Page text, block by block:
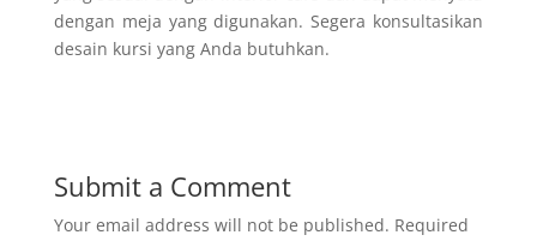
dengan meja yang digunakan. Segera konsultasikan
desain kursi yang Anda butuhkan.
Submit a Comment
Your email address will not be published. Required